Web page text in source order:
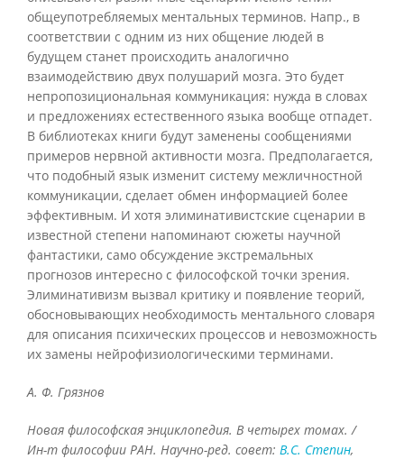
общеупотребляемых ментальных терминов. Напр., в
соответствии с одним из них общение людей в
будущем станет происходить аналогично
взаимодействию двух полушарий мозга. Это будет
непропозициональная коммуникация: нужда в словах
и предложениях естественного языка вообще отпадет.
В библиотеках книги будут заменены сообщениями
примеров нервной активности мозга. Предполагается,
что подобный язык изменит систему межличностной
коммуникации, сделает обмен информацией более
эффективным. И хотя элиминативистские сценарии в
известной степени напоминают сюжеты научной
фантастики, само обсуждение экстремальных
прогнозов интересно с философской точки зрения.
Элиминативизм вызвал критику и появление теорий,
обосновывающих необходимость ментального словаря
для описания психических процессов и невозможность
их замены нейрофизиологическими терминами.
А. Ф. Грязнов
Новая философская энциклопедия. В четырех томах. /
Ин-т философии РАН. Научно-ред. совет: В.С. Степин,